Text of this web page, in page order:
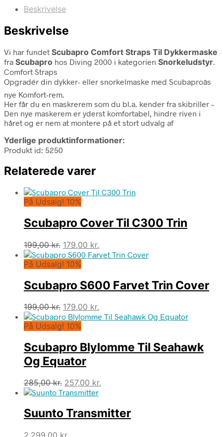
Beskrivelse
Beskrivelse
Vi har fundet Scubapro Comfort Straps Til Dykkermaske
fra Scubapro hos Diving 2000 i kategorien Snorkeludstyr.
Comfort Straps
Opgradér din dykker- eller snorkelmaske med Scubaproâs
nye Komfort-rem.
Her får du en maskrerem som du bl.a. kender fra skibriller –
Den nye maskerem er yderst komfortabel, hindre riven i
håret og er nem at montere på et stort udvalg af
Yderlige produktinformationer:
Produkt id: 5250
Relaterede varer
På Udsalg! 10%
Scubapro Cover Til C300 Trin
199,00kr. Den
oprindelige
pris
199,00 kr..
179,00 kr.
aktuelle
179,00 kr..
På Udsalg! 10%
Scubapro S600 Farvet Trin Cover
199,00kr. Den
oprindelige
pris
199,00 kr..
179,00 kr.
aktuelle
179,00 kr..
På Udsalg! 10%
Scubapro Blylomme Til Seahawk
Og Equator
285,00kr. Den
oprindelige
var:
285,00 kr..
257,00 kr.
er:
257,00 kr..
Suunto Transmitter
2.299,00 kr.